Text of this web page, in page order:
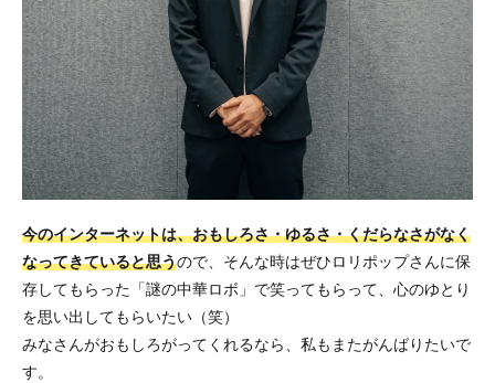
今のインターネットは、おもしろさ・ゆるさ・くだらなさがなく
なってきていると思うので、そんな時はぜひロリポップさんに保
存してもらった「謎の中華ロボ」で笑ってもらって、心のゆとり
を思い出してもらいたい（笑）
みなさんがおもしろがってくれるなら、私もまたがんばりたいで
す。